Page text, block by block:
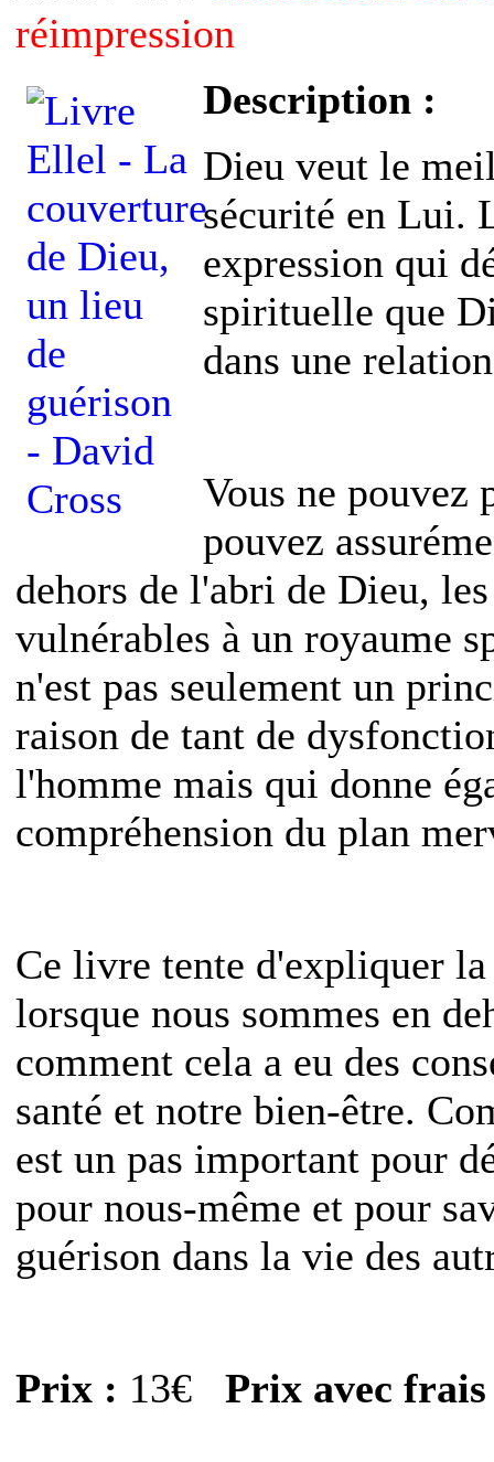
réimpression
Description :
Dieu veut le
sécurité en Lui.
expression qui
spirituelle que
dans une
Vous ne pouvez
pouvez
dehors de l'abri de Dieu,
vulnérables à un royaume
n'est pas seulement un
raison de tant de
l'homme mais qui donne
compréhension du plan
Ce livre tente d'expliquer
lorsque nous sommes en
comment cela a eu des
santé et notre bien-être.
est un pas important pour
pour nous-même et pour
guérison dans la vie des
Prix : 13€ Prix avec